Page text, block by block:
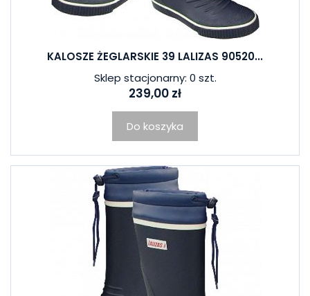
KALOSZE ŻEGLARSKIE 39 LALIZAS 90520...
Sklep stacjonarny: 0 szt.
239,00 zł
Do koszyka